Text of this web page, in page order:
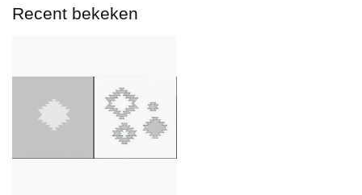
Recent bekeken